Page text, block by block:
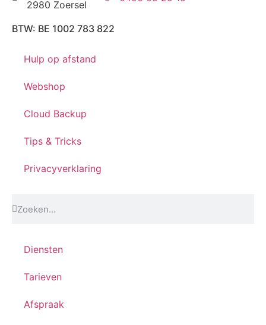
2980 Zoersel
BTW: BE 1002 783 822
Hulp op afstand
Webshop
Cloud Backup
Tips & Tricks
Privacyverklaring
Diensten
Tarieven
Afspraak